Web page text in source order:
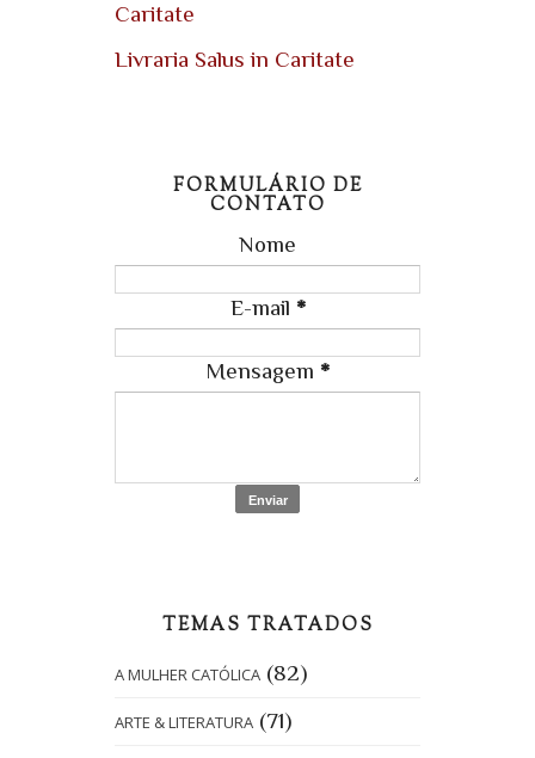
Caritate
Livraria Salus in Caritate
FORMULÁRIO DE
CONTATO
Nome
E-mail *
Mensagem *
TEMAS TRATADOS
A MULHER CATÓLICA (82)
ARTE & LITERATURA (71)